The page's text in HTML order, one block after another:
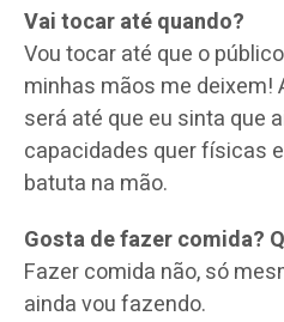
Vai tocar até quando?
Vou tocar até que o
minhas mãos me deixem!
será até que eu sinta que
capacidades quer físicas
batuta na mão.
Gosta de fazer comida?
Fazer comida não, só
ainda vou fazendo.